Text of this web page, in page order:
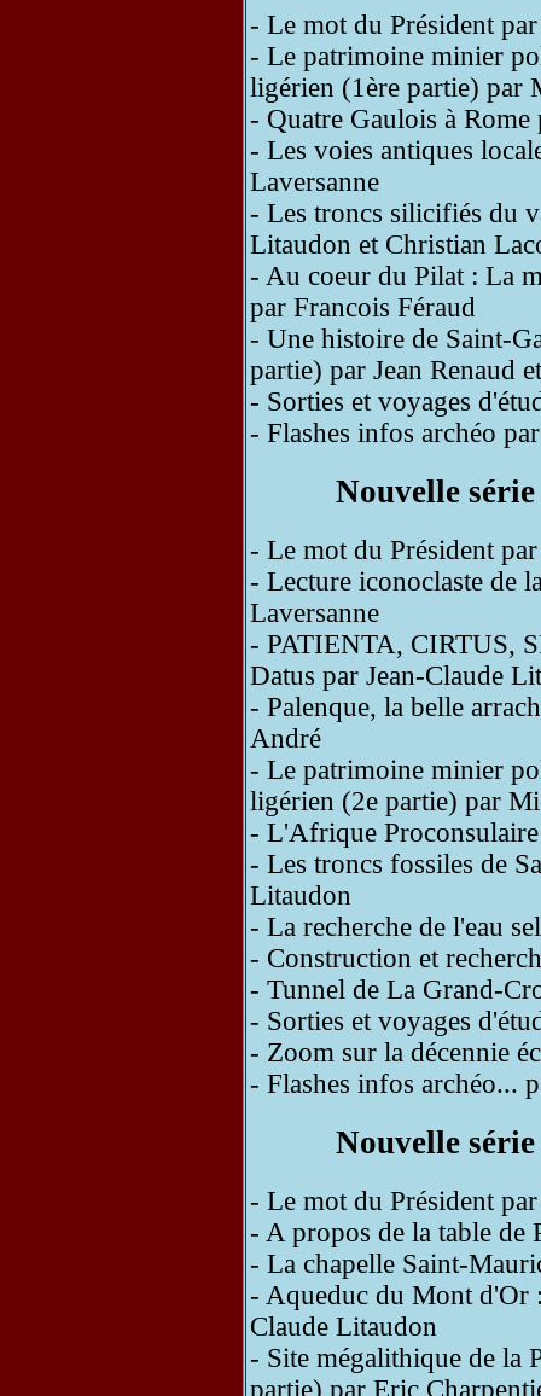
- Le mot du Président
- Le patrimoine minier
ligérien (1ère partie) par
- Quatre Gaulois à
- Les voies antiques
Laversanne
- Les troncs silicifiés du
Litaudon et Christian
- Au coeur du Pilat : La
par Francois Féraud
- Une histoire de Saint-
partie) par Jean Renaud
- Sorties et voyages
- Flashes infos archéo
Nouvelle
- Le mot du Président
- Lecture iconoclaste de
Laversanne
- PATIENTA, CIRTUS,
Datus par Jean-Claude
- Palenque, la belle
André
- Le patrimoine minier
ligérien (2e partie) par
- L'Afrique
- Les troncs fossiles de
Litaudon
- La recherche de l'eau
- Construction et
- Tunnel de La Grand-
- Sorties et voyages
- Zoom sur la décennie
- Flashes infos archéo...
Nouvelle
- Le mot du Président
- A propos de la table de
- La chapelle Saint-
- Aqueduc du Mont d'Or
Claude Litaudon
- Site mégalithique de la
partie) par Eric